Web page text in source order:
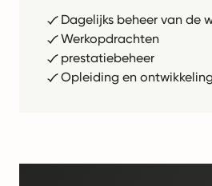
Dagelijks beheer van de
Werkopdrachten
prestatiebeheer
Opleiding en ontwikkeling